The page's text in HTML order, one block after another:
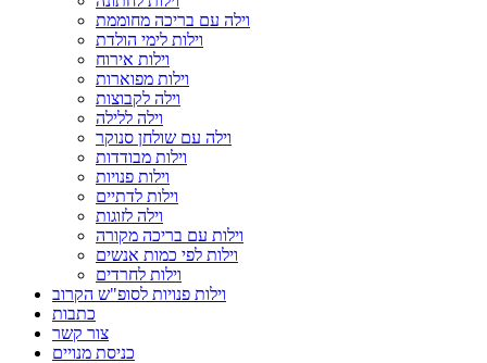
וילה עם בריכה מחוממת
וילות לימי הולדת
וילות אירוח
וילות מפוארות
וילה לקבוצות
וילה ללילה
וילה עם שולחן סנוקר
וילות מבודדות
וילות פנויות
וילות לדתיים
וילה לזוגות
וילות עם בריכה מקורה
וילות לפי כמות אנשים
וילות לחרדים
וילות פנויות לסופ"ש הקרוב
כתבות
צור קשר
כניסת מנויים